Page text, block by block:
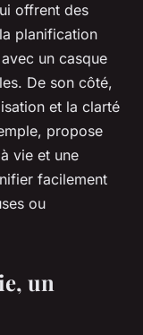
offrent des
planification
un casque
De son côté,
et la clarté
propose
vie et une
facilement
ou
un